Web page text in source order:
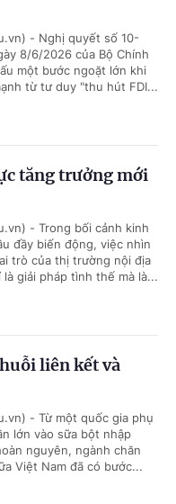
- Nghị quyết số 10-
8/6/2026 của Bộ Chính
một bước ngoặt lớn khi
từ tư duy "thu hút FDI...
tăng trưởng mới
- Trong bối cảnh kinh
đầy biến động, việc nhìn
trò của thị trường nội địa
là giải pháp tình thế mà là...
liên kết và
- Từ một quốc gia phụ
lớn vào sữa bột nhập
nguyên, ngành chăn
Việt Nam đã có bước...